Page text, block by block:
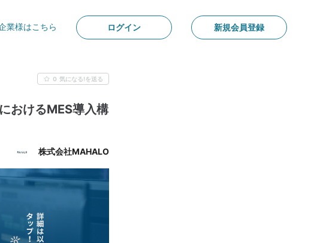
業様はこちら ログイン 新規会員登録
0 気になる!を送る
おけるMES導入構
株式会社MAHALO